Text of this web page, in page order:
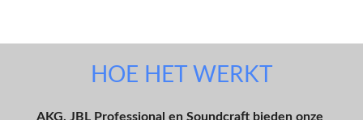
HOE HET WERKT
AKG, JBL Professional en Soundcraft bieden onze